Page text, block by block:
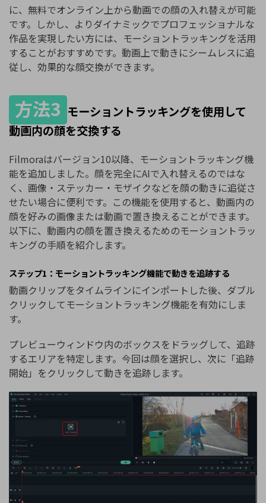
に、無料でオンライン上から動画での顔の入れ替えが可能
です。しかし、よりダイナミックでプロフェッショナルな
作品を実現したい方には、モーショントラッキングを活用
することがおすすめです。動画上で動きにシームレスに追
従し、効果的な顔交換ができます。
方法3 モーショントラッキングを使用して
動画内の顔を交換する
Filmoraはバージョン10以降、モーショントラッキング機
能を追加しました。顔を完全にAIで入れ替えるのではな
く、画像・ステッカー・モザイクなどを顔の動きに追従さ
せたい場合に便利です。この機能を使用すると、動画内の
顔を好みの画像または動画で置き換えることができます。
以下に、動画内の顔を置き換えるためのモーショントラッ
キングの手順を紹介します。
ステップ1：モーショントラッキング機能で動きを追跡する
動画クリップをタイムラインにインポートした後、ダブル
クリックしてモーショントラッキング機能を有効にしま
す。
プレビューウィンドウ内のボックスをドラッグして、追跡
するエリアを特定します。今回は顔を選択し、次に「追跡
開始」をクリックして動きを追跡します。